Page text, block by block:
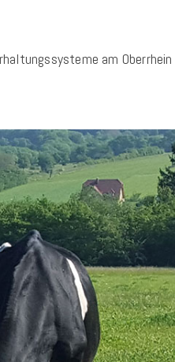
am Oberrhein